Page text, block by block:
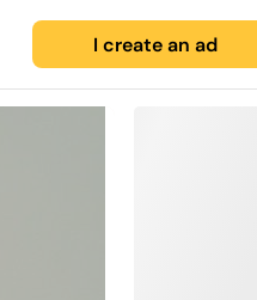
I create an ad